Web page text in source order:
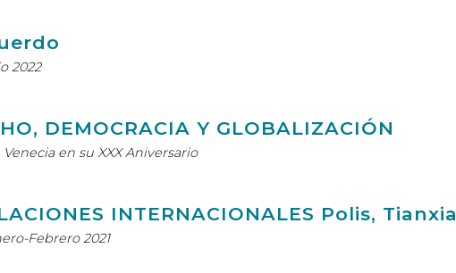
2022
DEMOCRACIA Y GLOBALIZACIÓN
en su XXX Aniversario
INTERNACIONALES Polis, Tianxia
Febrero 2021